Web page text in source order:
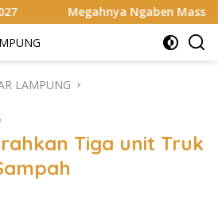
Ngaben Massal Balinuraga,
LAMPUNG
Tiga unit Truk